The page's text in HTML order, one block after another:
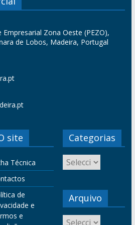
Empresarial Zona Oeste (PEZO),
de Lobos, Madeira, Portugal
site
Técnica
de
e
e
Categorias
Arquivo